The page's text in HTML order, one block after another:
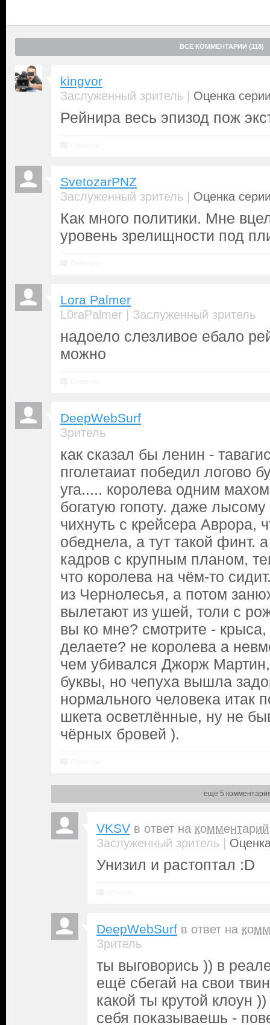
ВСЕ КОММЕНТАРИИ (118)
kingvor
Заслуженный зритель | Оценка
Рейнира весь эпизод пож
SvetozarPNZ
Заслуженный зритель | Оценка
Как много политики. Мне
уровень зрелищности под
Lora Palmer
L0raPalmer | Заслуженный зритель
надоело слезливое ебало
можно
DeepWebSurf
Зритель
как сказал бы ленин -
пголетаиат победил логово
уга..... королева одним
богатую гопоту. даже
чихнуть с крейсера Аврора,
обеднела, а тут такой финт.
кадров с крупным планом,
что королева на чём-то
из Чернолесья, а потом
вылетают из ушей, толи с
вы ко мне? смотрите - крыса,
делаете? не королева а
чем убивался Джорж Мартин,
буквы, но чепуха вышла
нормального человека итак
шкета осветлённые, ну не
чёрных бровей ).
еще 5
VKSV в ответ на комментарий
Заслуженный зритель |
Унизил и растоптал :D
DeepWebSurf в ответ на
Зритель
ты выговорись )) в
ещё сбегай на свои
какой ты крутой клоун
себя показываешь -